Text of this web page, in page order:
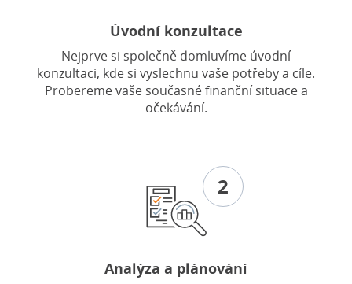
Úvodní konzultace
Nejprve si společně domluvíme úvodní
konzultaci, kde si vyslechnu vaše potřeby a cíle.
Probereme vaše současné finanční situace a
očekávání.
2
Analýza a plánování